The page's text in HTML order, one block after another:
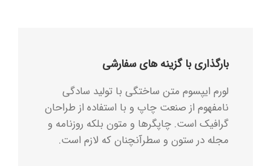
بارگذاری با گزینه های سفارشی
لورم ایپسوم متن ساختگی با تولید سادگی
نامفهوم از صنعت چاپ و با استفاده از طراحان
گرافیک است. چاپگرها و متون بلکه روزنامه و
مجله در ستون و سطرآنچنان که لازم است.